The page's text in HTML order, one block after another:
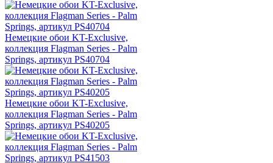
Немецкие обои KT-Exclusive,
коллекция Flagman Series - Palm
Springs, артикул PS40704
Немецкие обои KT-Exclusive,
коллекция Flagman Series - Palm
Springs, артикул PS40205